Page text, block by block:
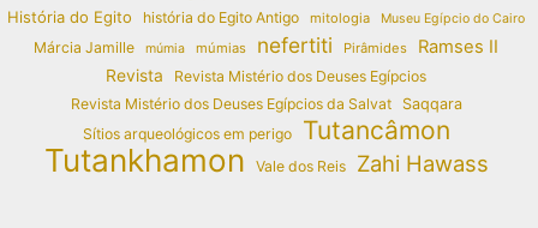
História do Egito
história do Egito Antigo mitologia Museu Egípcio do Cairo
Márcia Jamille múmia múmias nefertiti Pirâmides Ramses II
Revista
Revista Mistério dos Deuses Egípcios
Revista Mistério dos Deuses Egípcios da Salvat
Saqqara
Sítios arqueológicos em perigo
Tutancâmon
Tutankhamon Vale dos Reis Zahi Hawass